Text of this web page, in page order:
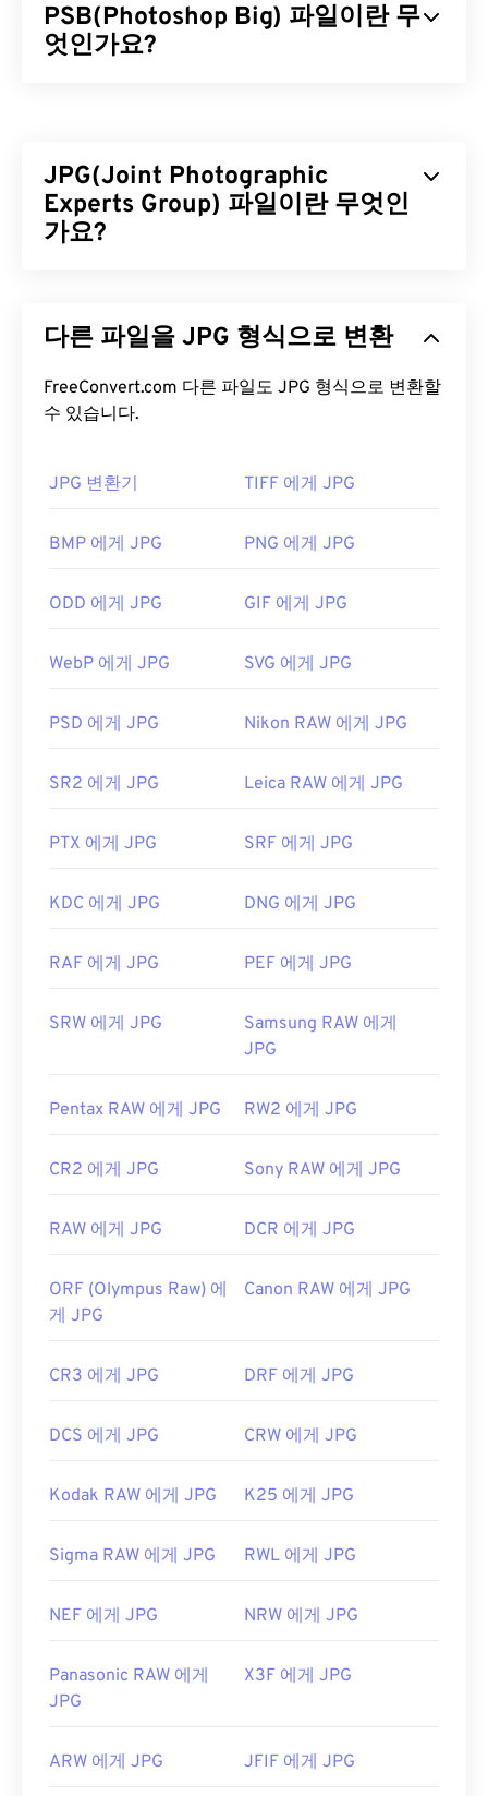
PSB(Photoshop Big) 파일이란 무
엇인가요?
장할 수 있습니다. 또한 PSB는 최대 30만 픽셀까지
저장할 수 있는 반면, PSD 파일은 3만 픽셀로 제한됩
니다. PSB는 PSD와 동일한 Photoshop 기능을 모두
PSB 파일을 어떻게 여나요?
PSB 파일을 여는 데 가장 많이 사용되는 프로그램은
Adobe Photoshop입니다. 또한 PSB 파일을 GIF,
JPG또는PSB-PDF
변환 프로그램을 사용하면
수 있습니다.
개발자:Adobe Inc.
https://www.adobe.com/devnet-
JPG(Joint Photographic
Experts Group) 파일이란 무엇인
가요?
파일 형식입니다. JPG는 뛰어난 압축률 덕분에 널리
인터넷 전송 및 웹사이트 사용에 매우 적합합니다. 저
희의JPEG 압축
더 나은 압축률이 필요하다면JPG를 WebP로
일 형식입니다.
JPG 파일을 인식하고 열 수 있습니다. JPG 파일을 두
택하여 파일을 열려면 마우스 오른쪽 버튼을 클릭하
JPG 파일은
과 같은 인기 웹 브라우저,
Apple Preview 와 같은 Mac OS 애플리케이션에서
면이미지 크기 조정
도구를 사용하세요.
최초 출시:
관련 JPG 도구:
사용하여 이미지에서 색상을 선택하
다른 파일을 JPG 형식으로 변환
FreeConvert.com 다른 파일도 JPG 형식으로 변환할
수 있습니다.
JPG 변환기 TIFF 에게 JPG
BMP 에게 JPG PNG 에게 JPG
ODD 에게 JPG GIF 에게 JPG
WebP 에게 JPG SVG 에게 JPG
PSD 에게 JPG Nikon RAW 에게 JPG
SR2 에게 JPG Leica RAW 에게 JPG
PTX 에게 JPG SRF 에게 JPG
KDC 에게 JPG DNG 에게 JPG
RAF 에게 JPG PEF 에게 JPG
SRW 에게 JPG
Samsung RAW 에게
JPG
Pentax RAW 에게 JPG RW2 에게 JPG
CR2 에게 JPG Sony RAW 에게 JPG
RAW 에게 JPG DCR 에게 JPG
ORF (Olympus Raw) 에
게 JPG
Canon RAW 에게 JPG
CR3 에게 JPG DRF 에게 JPG
DCS 에게 JPG CRW 에게 JPG
Kodak RAW 에게 JPG K25 에게 JPG
Sigma RAW 에게 JPG RWL 에게 JPG
NEF 에게 JPG NRW 에게 JPG
Panasonic RAW 에게
JPG
X3F 에게 JPG
ARW 에게 JPG JFIF 에게 JPG